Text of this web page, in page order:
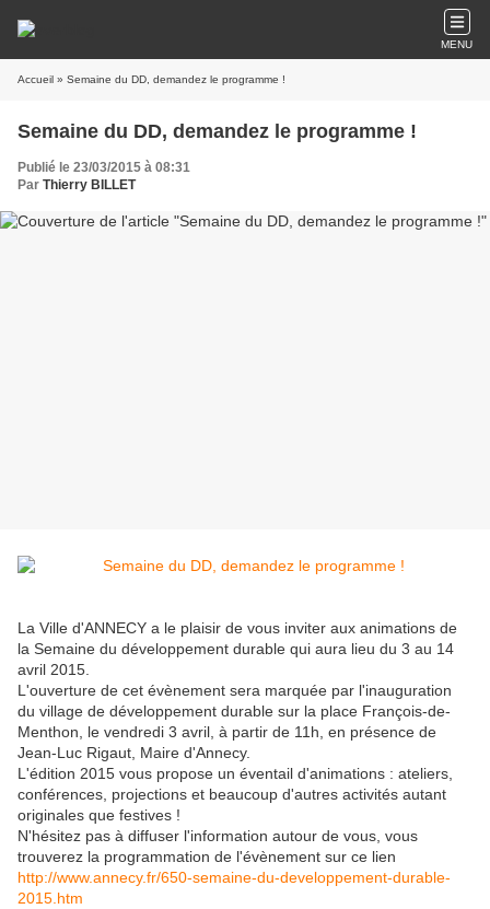
MENU
Accueil » Semaine du DD, demandez le programme !
Semaine du DD, demandez le programme !
Publié le 23/03/2015 à 08:31
Par Thierry BILLET
La Ville d'ANNECY a le plaisir de vous inviter aux animations de
la Semaine du développement durable qui aura lieu du 3 au 14
avril 2015.
L'ouverture de cet évènement sera marquée par l'inauguration
du village de développement durable sur la place François-de-
Menthon, le vendredi 3 avril, à partir de 11h, en présence de
Jean-Luc Rigaut, Maire d'Annecy.
L'édition 2015 vous propose un éventail d'animations : ateliers,
conférences, projections et beaucoup d'autres activités autant
originales que festives !
N'hésitez pas à diffuser l'information autour de vous, vous
trouverez la programmation de l'évènement sur ce lien
http://www.annecy.fr/650-semaine-du-developpement-durable-
2015.htm